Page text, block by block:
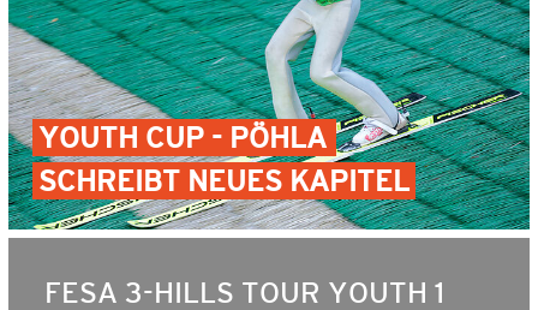
YOUTH CUP - PÖHLA
SCHREIBT NEUES KAPITEL
FESA 3-HILLS TOUR YOUTH 1